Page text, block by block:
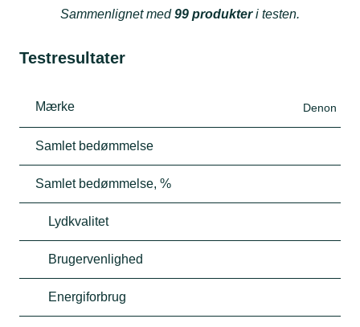
Sammenlignet med99 produkteri testen.
Testresultater
Mærke Denon
Samlet bedømmelse
Samlet bedømmelse, %
Lydkvalitet
Brugervenlighed
Energiforbrug